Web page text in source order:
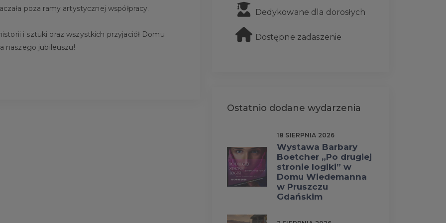
poza ramy artystycznej współpracy.
i sztuki oraz wszystkich przyjaciół Domu
naszego jubileuszu!
Dedykowane dla dorosłych
Dostępne zadaszenie
Ostatnio dodane wydarzenia
18 SIERPNIA 2026
Wystawa Barbary
Boetcher „Po drugiej
stronie logiki” w
Domu Wiedemanna
w Pruszczu
Gdańskim